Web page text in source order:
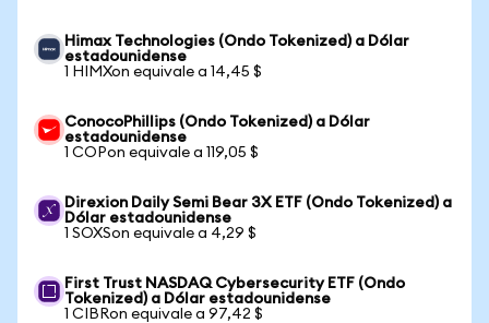
Himax Technologies (Ondo Tokenized) a Dólar
estadounidense
1 HIMXon equivale a 14,45 $
ConocoPhillips (Ondo Tokenized) a Dólar
estadounidense
1 COPon equivale a 119,05 $
Direxion Daily Semi Bear 3X ETF (Ondo Tokenized) a
Dólar estadounidense
1 SOXSon equivale a 4,29 $
First Trust NASDAQ Cybersecurity ETF (Ondo
Tokenized) a Dólar estadounidense
1 CIBRon equivale a 97,42 $